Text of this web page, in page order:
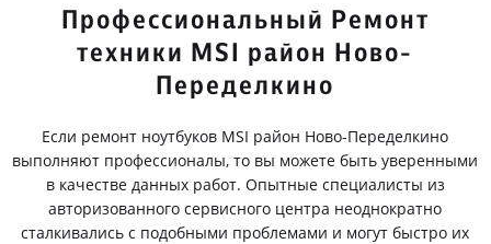
Профессиональный Ремонт
техники MSI район Ново-
Переделкино
Если ремонт ноутбуков MSI район Ново-Переделкино
выполняют профессионалы, то вы можете быть уверенными
в качестве данных работ. Опытные специалисты из
авторизованного сервисного центра неоднократно
сталкивались с подобными проблемами и могут быстро их